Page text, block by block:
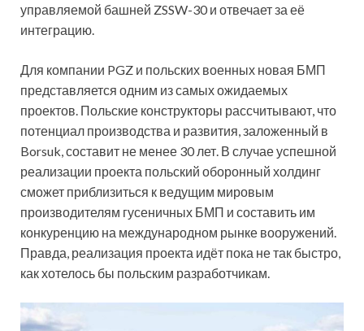
управляемой башней ZSSW-30 и отвечает за её
интеграцию.
Для компании PGZ и польских военных новая БМП
представляется одним из самых ожидаемых
проектов. Польские конструкторы рассчитывают, что
потенциал производства и развития, заложенный в
Borsuk, составит не менее 30 лет. В случае успешной
реализации проекта польский оборонный холдинг
сможет приблизиться к ведущим мировым
производителям гусеничных БМП и составить им
конкуренцию на международном рынке вооружений.
Правда, реализация проекта идёт пока не так быстро,
как хотелось бы польским разработчикам.